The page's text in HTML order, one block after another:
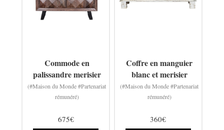
Commode en
palissandre merisier
(#Maison du Monde #Partenariat
rémunéré)
675€
Coffre en manguier
blanc et merisier
(#Maison du Monde #Partenariat
rémunéré)
360€